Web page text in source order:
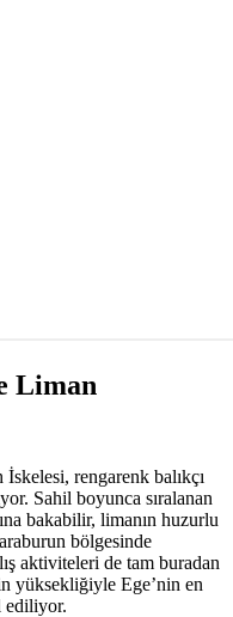
Liman
rengarenk balıkçı
Sahil boyunca sıralanan
bakabilir, limanın huzurlu
bölgesinde
aktiviteleri de tam buradan
yüksekliğiyle Ege’nin en
ediliyor.